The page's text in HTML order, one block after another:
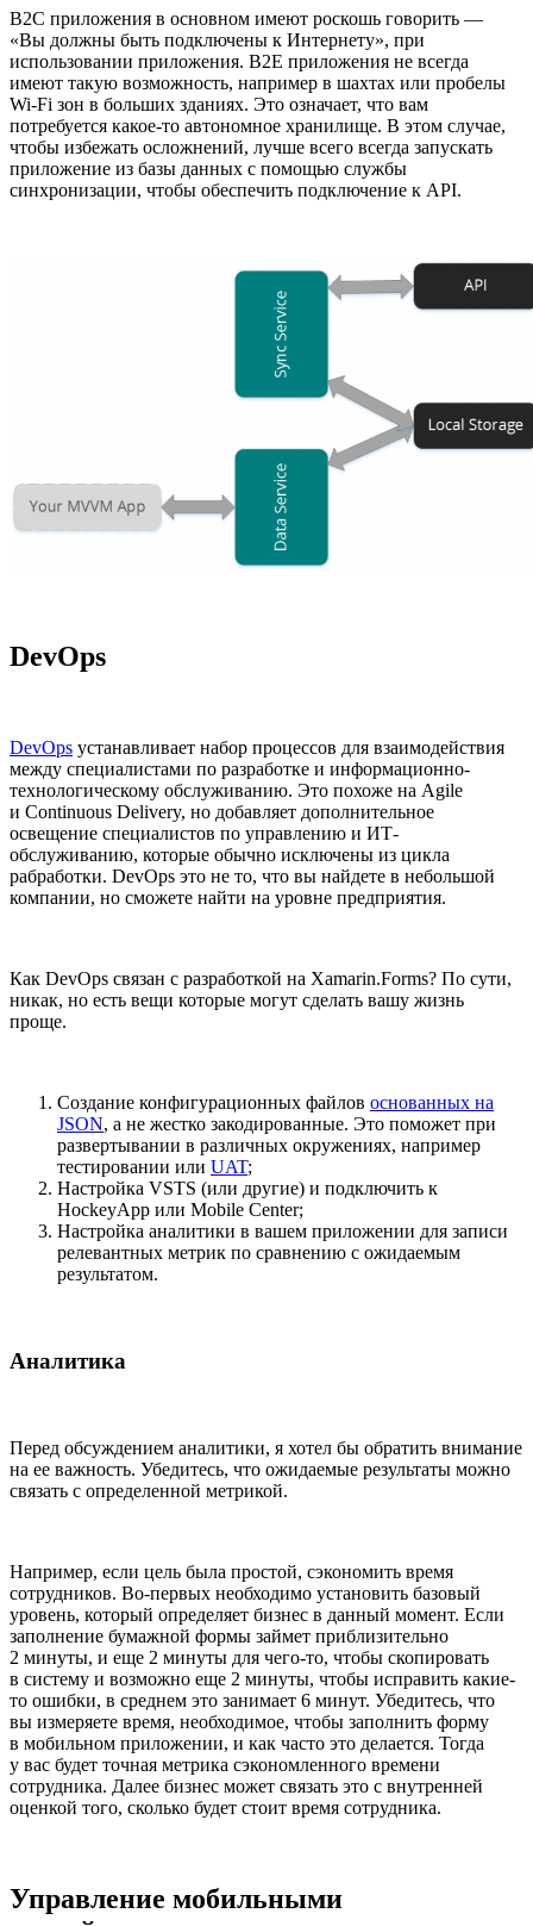
B2C приложения в основном имеют роскошь говорить —
«Вы должны быть подключены к Интернету», при
использовании приложения. B2E приложения не всегда
имеют такую возможность, например в шахтах или пробелы
Wi-Fi зон в больших зданиях. Это означает, что вам
потребуется какое-то автономное хранилище. В этом случае,
чтобы избежать осложнений, лучше всего всегда запускать
приложение из базы данных с помощью службы
синхронизации, чтобы обеспечить подключение к API.
DevOps
DevOps устанавливает набор процессов для взаимодействия
между специалистами по разработке и информационно-
технологическому обслуживанию. Это похоже на Agile
и Continuous Delivery, но добавляет дополнительное
освещение специалистов по управлению и ИТ-
обслуживанию, которые обычно исключены из цикла
рабработки. DevOps это не то, что вы найдете в небольшой
компании, но сможете найти на уровне предприятия.
Как DevOps связан с разработкой на Xamarin.Forms? По сути,
никак, но есть вещи которые могут сделать вашу жизнь
проще.
Создание конфигурационных файлов основанных на
JSON, а не жестко закодированные. Это поможет при
развертывании в различных окружениях, например
тестировании или UAT;
Настройка VSTS (или другие) и подключить к
HockeyApp или Mobile Center;
Настройка аналитики в вашем приложении для записи
релевантных метрик по сравнению с ожидаемым
результатом.
Аналитика
Перед обсуждением аналитики, я хотел бы обратить внимание
на ее важность. Убедитесь, что ожидаемые результаты можно
связать с определенной метрикой.
Например, если цель была простой, сэкономить время
сотрудников. Во-первых необходимо установить базовый
уровень, который определяет бизнес в данный момент. Если
заполнение бумажной формы займет приблизительно
2 минуты, и еще 2 минуты для чего-то, чтобы скопировать
в систему и возможно еще 2 минуты, чтобы исправить какие-
то ошибки, в среднем это занимает 6 минут. Убедитесь, что
вы измеряете время, необходимое, чтобы заполнить форму
в мобильном приложении, и как часто это делается. Тогда
у вас будет точная метрика сэкономленного времени
сотрудника. Далее бизнес может связать это с внутренней
оценкой того, сколько будет стоит время сотрудника.
Управление мобильными